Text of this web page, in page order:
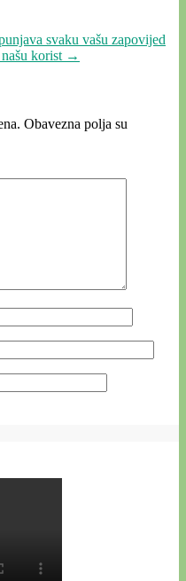
svaku vašu zapovijed
korist →
Obavezna polja su